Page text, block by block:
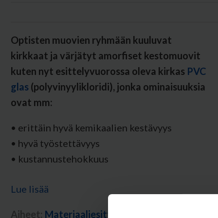
Optisten muovien ryhmään kuuluvat
kirkkaat ja värjätyt amorfiset kestomuovit
kuten nyt esittelyvuorossa oleva kirkas PVC
glas (polyvinyylikloridi), jonka ominaisuuksia
ovat mm:
• erittäin hyvä kemikaalien kestävyys
• hyvä työstettävyys
• kustannustehokkuus
Lue lisää
Aiheet: Materiaaliesittely